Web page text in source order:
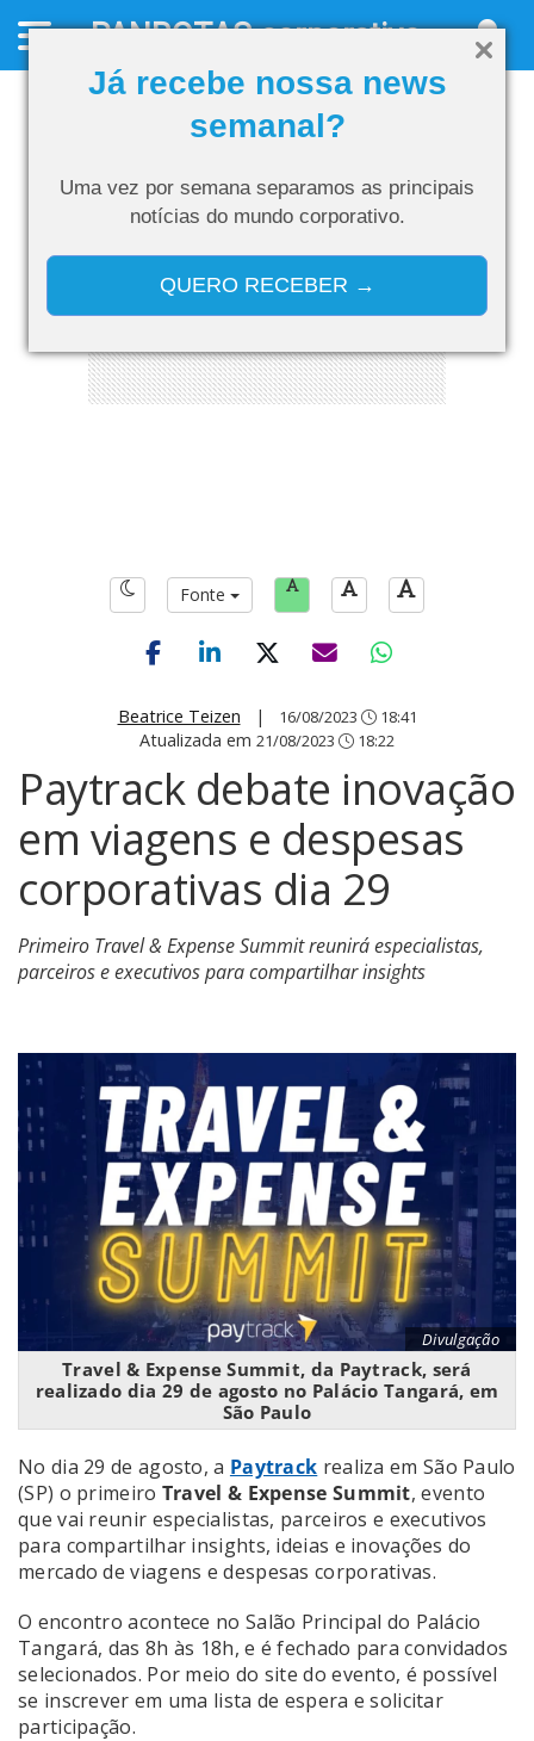
Já recebe nossa news
semanal?
Uma vez por semana separamos as principais
notícias do mundo corporativo.
QUERO RECEBER →
PANROTAScorporativo
Fonte
Beatrice Teizen | 16/08/2023 18:41
Atualizada em 21/08/2023 18:22
Paytrack debate inovação
em viagens e despesas
corporativas dia 29
Primeiro Travel & Expense Summit reunirá especialistas,
parceiros e executivos para compartilhar insights
Divulgação
Travel & Expense Summit, da Paytrack, será
realizado dia 29 de agosto no Palácio Tangará, em
São Paulo
No dia 29 de agosto, a Paytrack realiza em São Paulo
(SP) o primeiro Travel & Expense Summit, evento
que vai reunir especialistas, parceiros e executivos
para compartilhar insights, ideias e inovações do
mercado de viagens e despesas corporativas.
O encontro acontece no Salão Principal do Palácio
Tangará, das 8h às 18h, e é fechado para convidados
selecionados. Por meio do site do evento, é possível
se inscrever em uma lista de espera e solicitar
participação.